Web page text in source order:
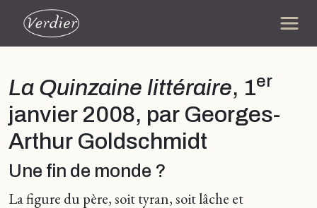
La Quinzaine littéraire, 1er
janvier 2008, par Georges-
Arthur Goldschmidt
Une fin de monde ?
La figure du père, soit tyran, soit lâche et